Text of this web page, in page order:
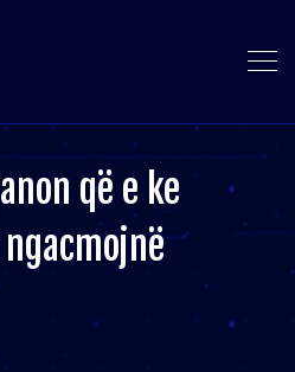
që e ke